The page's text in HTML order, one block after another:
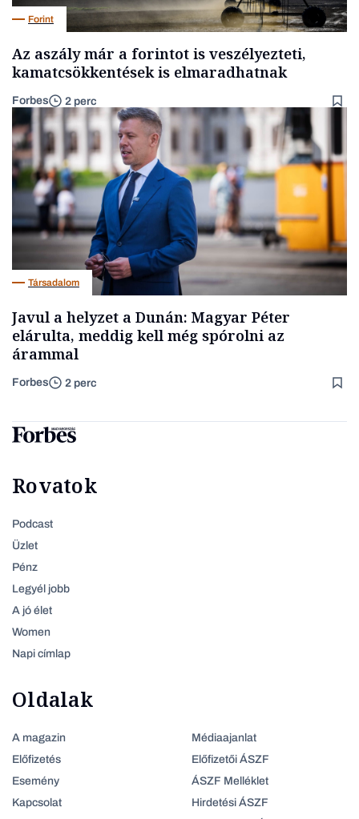
Forint
Az aszály már a forintot is veszélyezteti,
kamatcsökkentések is elmaradhatnak
Forbes 2 perc
Társadalom
Javul a helyzet a Dunán: Magyar Péter
elárulta, meddig kell még spórolni az
árammal
Forbes 2 perc
Rovatok
Podcast
Üzlet
Pénz
Legyél jobb
A jó élet
Women
Napi címlap
Oldalak
A magazin
Előfizetés
Esemény
Kapcsolat
Médiaajanlat
Előfizetői ÁSZF
ÁSZF Melléklet
Hirdetési ÁSZF